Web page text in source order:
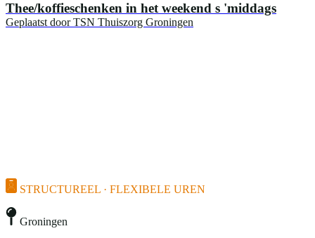
Thee/koffieschenken in het weekend s 'middags
Geplaatst door TSN Thuiszorg Groningen
STRUCTUREEL · FLEXIBELE UREN
Groningen